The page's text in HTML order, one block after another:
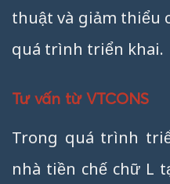
thuật và giảm thiểu
quá trình triển khai.
Tư vấn từ VTCONS
Trong quá trình
nhà tiền chế chữ L